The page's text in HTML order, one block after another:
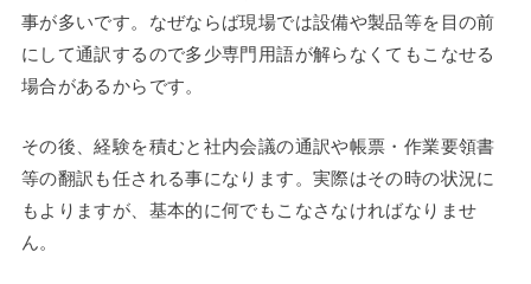
事が多いです。なぜならば現場では設備や製品等を目の前
にして通訳するので多少専門用語が解らなくてもこなせる
場合があるからです。
その後、経験を積むと社内会議の通訳や帳票・作業要領書
等の翻訳も任される事になります。実際はその時の状況に
もよりますが、基本的に何でもこなさなければなりませ
ん。